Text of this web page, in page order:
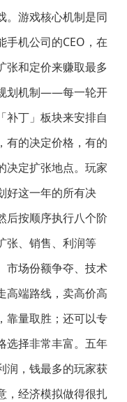
。游戏核心机制是同
手机公司的CEO，在
张和定价来赚取最多
划机制——每一轮开
补丁」板块来安排自
有的决定价格，有的
决定扩张地点。玩家
好这一年的所有决
后按顺序执行八个阶
、销售、利润等
场份额争夺、技术
高端路线，卖高价高
靠量取胜；还可以专
选择非常丰富。五年
润，钱最多的玩家获
，经济模拟做得很扎